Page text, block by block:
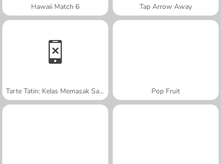
Hawaii Match 6 Tap Arrow Away
Tarte Tatin: Kelas Memasak Sara Pop Fruit